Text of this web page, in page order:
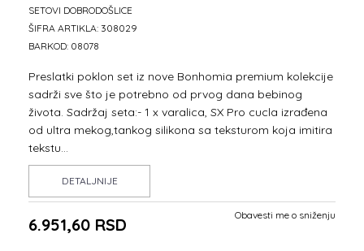
SETOVI DOBRODOŠLICE
ŠIFRA ARTIKLA: 308029
BARKOD: 08078
Preslatki poklon set iz nove Bonhomia premium kolekcije
sadrži sve što je potrebno od prvog dana bebinog
života. Sadržaj seta:- 1 x varalica, SX Pro cucla izrađena
od ultra mekog,tankog silikona sa teksturom koja imitira
tekstu...
DETALJNIJE
6.951,60 RSD Obavesti me o sniženju